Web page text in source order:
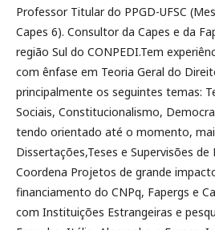
Professor Titular do PPGD-UFSC
Capes 6). Consultor da Capes e da
região Sul do CONPEDI.Tem
com ênfase em Teoria Geral do
principalmente os seguintes temas:
Sociais, Constitucionalismo,
tendo orientado até o momento,
Dissertações,Teses e Supervisões
Coordena Projetos de grande
financiamento do CNPq, Fapergs e
com Instituições Estrangeiras e